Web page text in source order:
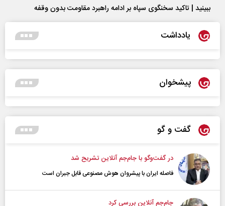
ببینید | تاکید سخنگوی سپاه بر ادامه راهبرد مقاومت بدون وقفه
یادداشت
پیشخوان
گفت و گو
در گفت‌و‌گو با جام‌جم آنلاین تشریح شد
فاصله ایران با پیشرو‌ان هوش مصنوعی قابل جبران است
جام‌جم آنلاین بررسی کرد